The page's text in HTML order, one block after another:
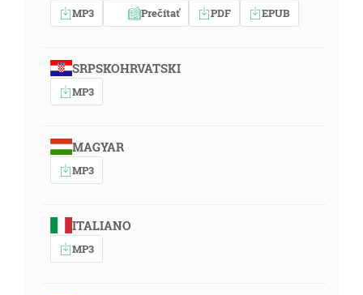
MP3 Prečítať PDF EPUB
SRPSKOHRVATSKI
MP3
MAGYAR
MP3
ITALIANO
MP3